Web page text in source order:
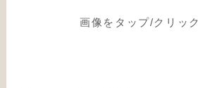
画像をタップ/クリッ